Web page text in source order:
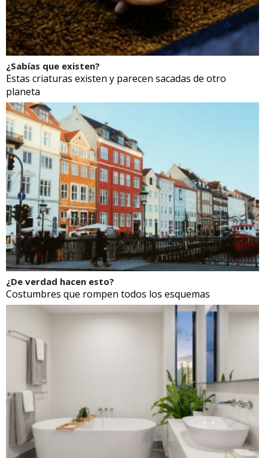
¿Sabías que existen?
Estas criaturas existen y parecen sacadas de otro
planeta
¿De verdad hacen esto?
Costumbres que rompen todos los esquemas